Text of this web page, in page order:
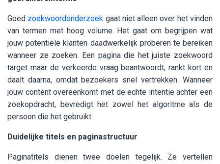
Goed zoekwoordonderzoek gaat niet alleen over het vinden
van termen met hoog volume. Het gaat om begrijpen wat
jouw potentiële klanten daadwerkelijk proberen te bereiken
wanneer ze zoeken. Een pagina die het juiste zoekwoord
target maar de verkeerde vraag beantwoordt, rankt kort en
daalt daarna, omdat bezoekers snel vertrekken. Wanneer
jouw content overeenkomt met de echte intentie achter een
zoekopdracht, bevredigt het zowel het algoritme als de
persoon die het gebruikt.
Duidelijke titels en paginastructuur
Paginatitels dienen twee doelen tegelijk. Ze vertellen